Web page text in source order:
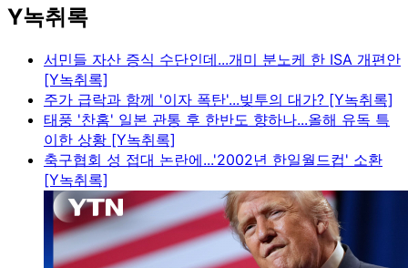
Y녹취록
서민들 자산 증식 수단인데...개미 분노케 한 ISA 개편안
[Y녹취록]
주가 급락과 함께 '이자 폭탄'...빚투의 대가? [Y녹취록]
태풍 '찬홈' 일본 관통 후 한반도 향하나...올해 유독 특
이한 상황 [Y녹취록]
축구협회 성 접대 논란에...'2002년 한일월드컵' 소환
[Y녹취록]